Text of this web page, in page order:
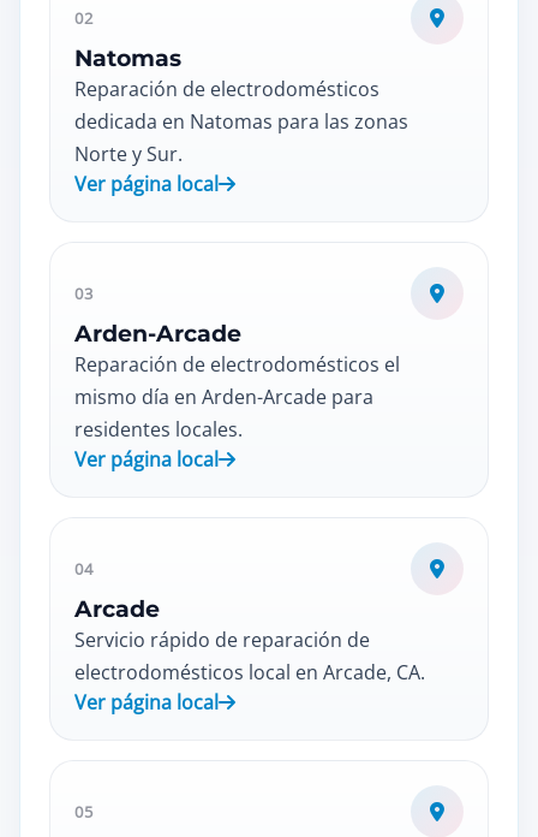
02
Natomas
Reparación de electrodomésticos
dedicada en Natomas para las zonas
Norte y Sur.
Ver página local
03
Arden-Arcade
Reparación de electrodomésticos el
mismo día en Arden-Arcade para
residentes locales.
Ver página local
04
Arcade
Servicio rápido de reparación de
electrodomésticos local en Arcade, CA.
Ver página local
05